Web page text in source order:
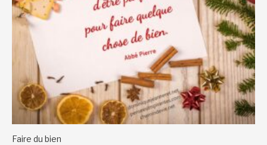
Faire du bien